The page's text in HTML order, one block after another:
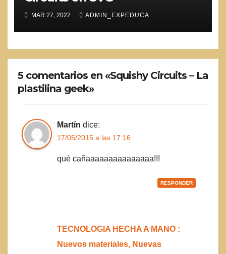
MAR 27, 2022 ADMIN_EXPEDUCA
5 comentarios en «Squishy Circuits – La
plastilina geek»
Martín dice:
17/05/2015 a las 17:16
qué cañaaaaaaaaaaaaaaa!!!
RESPONDER
TECNOLOGIA HECHA A MANO :
Nuevos materiales, Nuevas